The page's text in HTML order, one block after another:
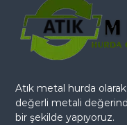
Atık metal hurda
değerli metali
bir şekilde yapıyoruz.